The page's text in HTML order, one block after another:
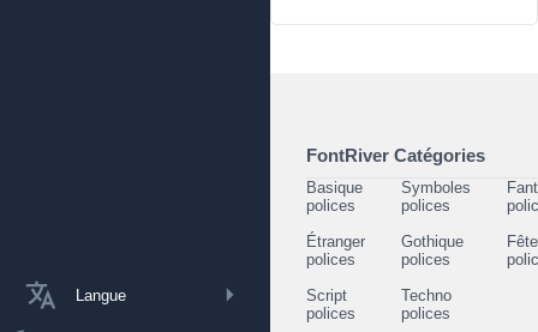
Langue
FontRiver Catégories
Basique
polices
Symboles
polices
Étranger
polices
Gothique
polices
Script
polices
Techno
polices